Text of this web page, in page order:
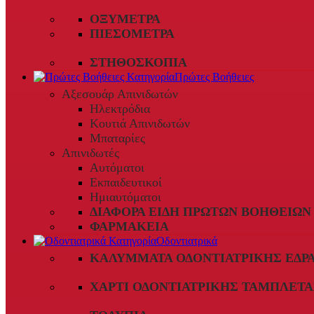
ΟΞΎΜΕΤΡΑ
ΠΙΕΣΌΜΕΤΡΑ
ΣΤΗΘΟΣΚΌΠΙΑ
Πρώτες Βοήθειες
Αξεσουάρ Απινιδωτών
Ηλεκτρόδια
Κουτιά Απινιδωτών
Μπαταρίες
Απινιδωτές
Αυτόματοι
Εκπαιδευτικοί
Ημιαυτόματοι
ΔΙΆΦΟΡΑ ΕΊΔΗ ΠΡΏΤΩΝ ΒΟΗΘΕΙΏΝ
ΦΑΡΜΑΚΕΊΑ
Οδοντιατρικά
ΚΑΛΎΜΜΑΤΑ ΟΔΟΝΤΙΑΤΡΙΚΉΣ
ΧΑΡΤΊ ΟΔΟΝΤΙΑΤΡΙΚΉΣ